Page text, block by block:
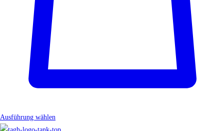
Ausführung wählen